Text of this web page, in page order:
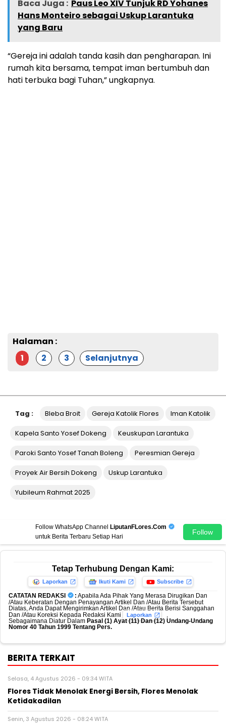
Baca Juga : Paus Leo XIV Tunjuk RD Yohanes
Hans Monteiro sebagai Uskup Larantuka
yang Baru
“Gereja ini adalah tanda kasih dan pengharapan. Ini
rumah kita bersama, tempat iman bertumbuh dan
hati terbuka bagi Tuhan,” ungkapnya.
Halaman :
1
2 3 Selanjutnya
Tag : Bleba Broit Gereja Katolik Flores Iman Katolik
Kapela Santo Yosef Dokeng Keuskupan Larantuka
Paroki Santo Yosef Tanah Boleng Peresmian Gereja
Proyek Air Bersih Dokeng Uskup Larantuka
Yubileum Rahmat 2025
Follow WhatsApp Channel
LiputanFLores.Com
untuk Berita Terbaru Setiap Hari
Follow
Tetap Terhubung Dengan Kami:
Laporkan Ikuti Kami Subscribe
CATATAN REDAKSI : Apabila Ada Pihak Yang Merasa Dirugikan Dan
/Atau Keberatan Dengan Penayangan Artikel Dan /Atau Berita Tersebut
Diatas, Anda Dapat Mengirimkan Artikel Dan /Atau Berita Berisi Sanggahan
Dan /Atau Koreksi Kepada Redaksi Kami
Laporkan
,
Sebagaimana Diatur Dalam Pasal (1) Ayat (11) Dan (12) Undang-Undang
Nomor 40 Tahun 1999 Tentang Pers.
BERITA TERKAIT
Selasa, 4 Agustus 2026 - 09:34 WITA
Flores Tidak Menolak Energi Bersih, Flores Menolak
Ketidakadilan
Senin, 3 Agustus 2026 - 08:24 WITA